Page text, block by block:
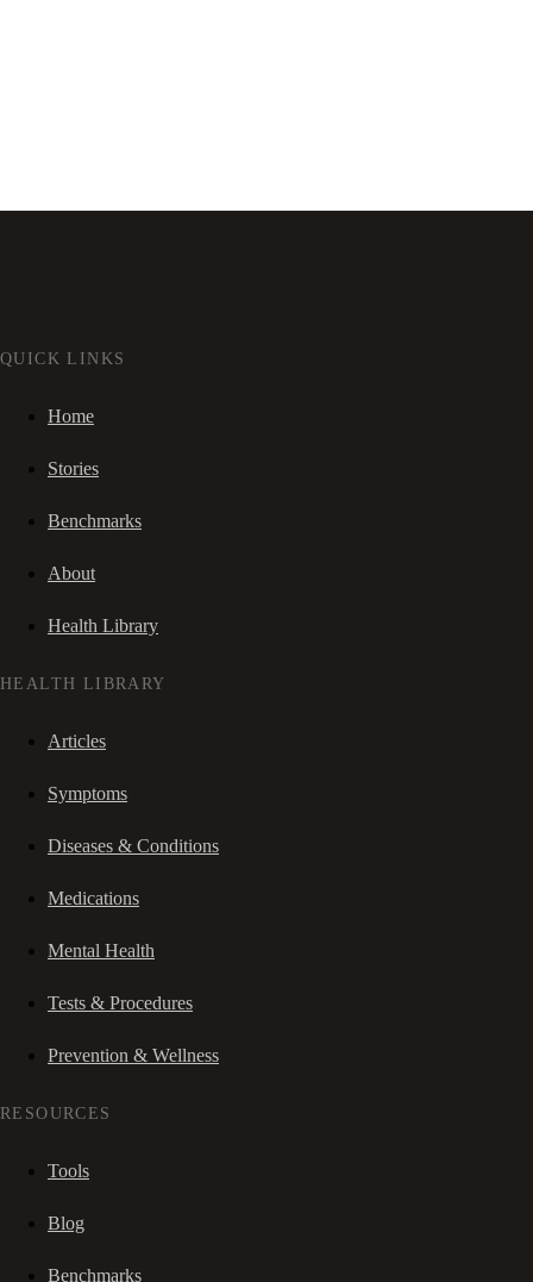
QUICK LINKS
Home
Stories
Benchmarks
About
Health Library
HEALTH LIBRARY
Articles
Symptoms
Diseases & Conditions
Medications
Mental Health
Tests & Procedures
Prevention & Wellness
RESOURCES
Tools
Blog
Benchmarks